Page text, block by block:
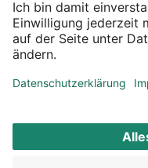
Kontakt